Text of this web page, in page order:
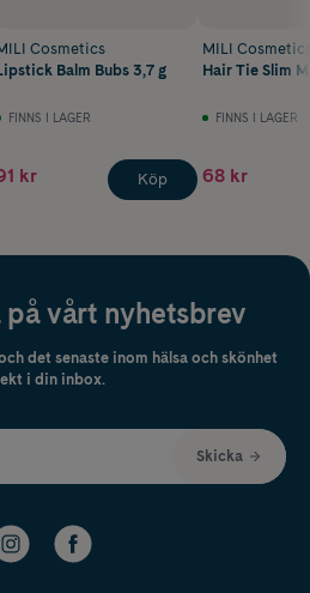
Cosmetics
Balm Bubs 3,7 g
FINNS I LAGER
kr Köp
MILI
Hair Tie Slim
FINNS I LAGER
68 kr
på vårt nyhetsbrev
det senaste inom hälsa och skönhet
i din inbox.
Skicka